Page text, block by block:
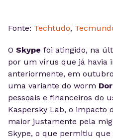
Fonte: Techtudo,
O Skype foi atingido, na
por um vírus que já havia
anteriormente, em outubro
uma variante do worm
pessoais e financeiros do
Kaspersky Lab, o impacto
maior justamente pela
Skype, o que permitiu que